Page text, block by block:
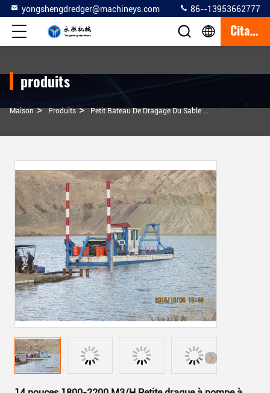
yongshengdredger@machineys.com 86--13953662777
Citation
produits
Maison > Produits > Petit Bateau De Dragage Du Sable >